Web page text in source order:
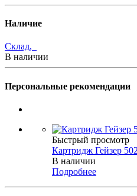
Наличие
Склад,
В наличии
Персональные рекомендации
Быстрый просмотр
Картридж Гейзер 502
В наличии
Подробнее